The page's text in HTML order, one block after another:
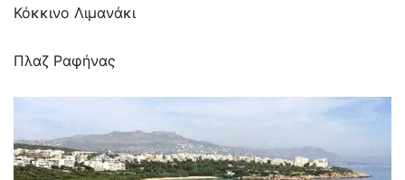
Κόκκινο Λιμανάκι
Πλαζ Ραφήνας